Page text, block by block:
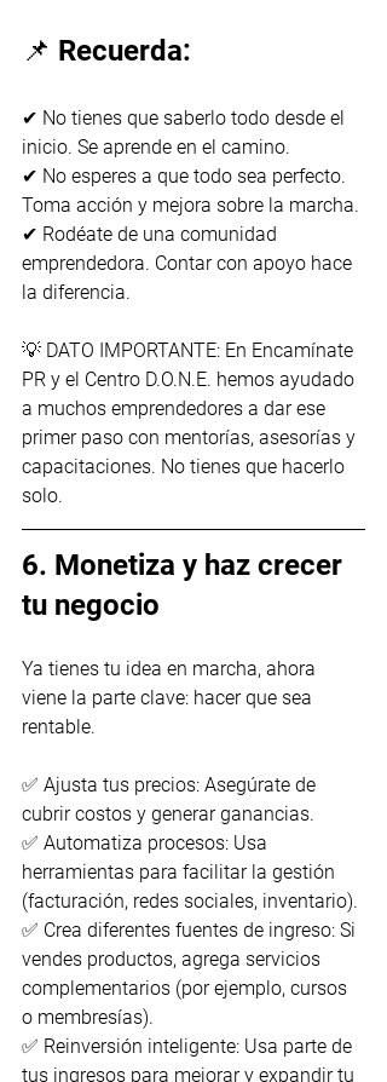
📌 Recuerda:
✔ No tienes que saberlo todo desde el
inicio. Se aprende en el camino.
✔ No esperes a que todo sea perfecto.
Toma acción y mejora sobre la marcha.
✔ Rodéate de una comunidad
emprendedora. Contar con apoyo hace
la diferencia.
💡 DATO IMPORTANTE: En Encamínate
PR y el Centro D.O.N.E. hemos ayudado
a muchos emprendedores a dar ese
primer paso con mentorías, asesorías y
capacitaciones. No tienes que hacerlo
solo.
6. Monetiza y haz crecer
tu negocio
Ya tienes tu idea en marcha, ahora
viene la parte clave: hacer que sea
rentable.
✅ Ajusta tus precios: Asegúrate de
cubrir costos y generar ganancias.
✅ Automatiza procesos: Usa
herramientas para facilitar la gestión
(facturación, redes sociales, inventario).
✅ Crea diferentes fuentes de ingreso: Si
vendes productos, agrega servicios
complementarios (por ejemplo, cursos
o membresías).
✅ Reinversión inteligente: Usa parte de
tus ingresos para mejorar y expandir tu